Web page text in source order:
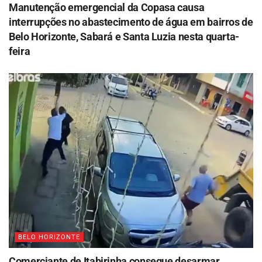
Manutenção emergencial da Copasa causa
interrupções no abastecimento de água em bairros de
Belo Horizonte, Sabará e Santa Luzia nesta quarta-
feira
BELO HORIZONTE